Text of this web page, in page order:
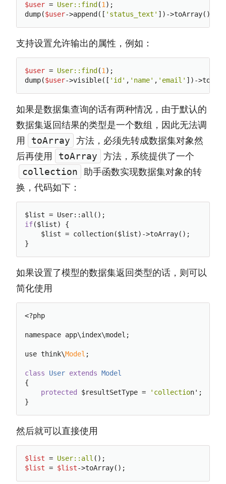
$user = User: :find (1 );
dump($user->append([ 'status_text'
支持设置允许输出的属性，例如：
$user = User: :find (1 );
dump($user->visible([ 'id' , 'name' , 'email'
如果是数据集查询的话有两种情况，由于默认的
数据集返回结果的类型是一个数组，因此无法调
用
toArray
方法，必须先转成数据集对象然
后再使用
toArray 方法，系统提供了一个
collection
助手函数实现数据集对象的转
换，代码如下：
if($list) {
    $list = collection($list)->toArray();
如果设置了模型的数据集返回类型的话，则可以
简化使用
<?php
namespace app\index\model;
use think\Model ;
class User extends Model
{
protected
$resultSetType = 'collection';
然后就可以直接使用
$list = User: :all
$list = $list